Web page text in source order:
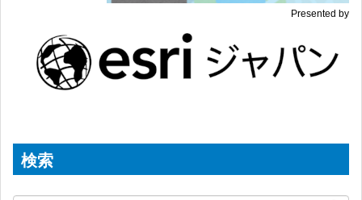
Presented by
検索